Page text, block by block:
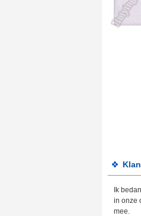
Ik
in onze
mee.